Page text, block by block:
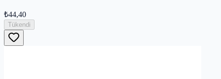
₺44,40
Tükendi